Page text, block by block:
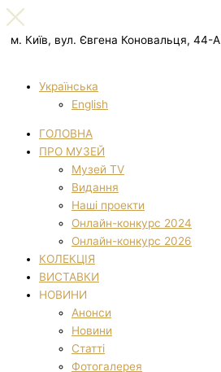
м. Київ, вул. Євгена Коновальця, 44-А
Українська
English
ГОЛОВНА
ПРО МУЗЕЙ
Музей TV
Видання
Наші проекти
Онлайн-конкурс 2024
Онлайн-конкурс 2026
КОЛЕКЦІЯ
ВИСТАВКИ
НОВИНИ
Анонси
Новини
Статті
Фотогалерея